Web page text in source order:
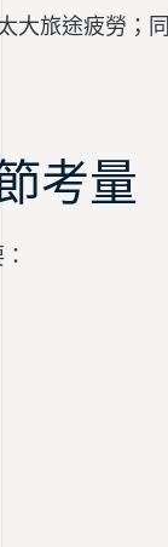
旅途疲勞；
考量